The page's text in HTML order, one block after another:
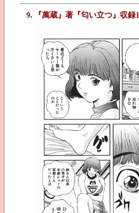
9. 『萬蔵』著『匂い立つ』収録1